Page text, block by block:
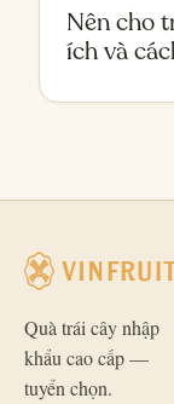
Nên cho
ích và
Quà trái cây nhập
khẩu cao cấp —
tuyển chọn.